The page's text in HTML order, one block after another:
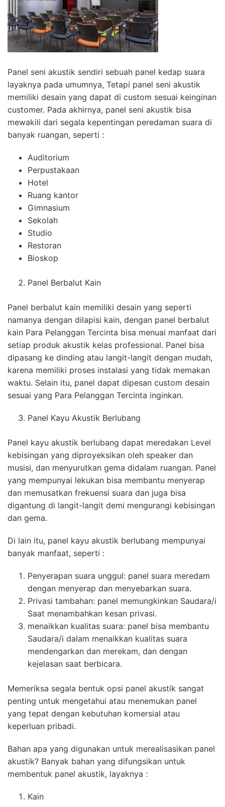
Panel seni akustik sendiri sebuah panel kedap suara
layaknya pada umumnya, Tetapi panel seni akustik
memiliki desain yang dapat di custom sesuai keinginan
customer. Pada akhirnya, panel seni akustik bisa
mewakili dari segala kepentingan peredaman suara di
banyak ruangan, seperti :
Auditorium
Perpustakaan
Hotel
Ruang kantor
Gimnasium
Sekolah
Studio
Restoran
Bioskop
Panel Berbalut Kain
Panel berbalut kain memiliki desain yang seperti
namanya dengan dilapisi kain, dengan panel berbalut
kain Para Pelanggan Tercinta bisa menuai manfaat dari
setiap produk akustik kelas professional. Panel bisa
dipasang ke dinding atau langit-langit dengan mudah,
karena memiliki proses instalasi yang tidak memakan
waktu. Selain itu, panel dapat dipesan custom desain
sesuai yang Para Pelanggan Tercinta inginkan.
Panel Kayu Akustik Berlubang
Panel kayu akustik berlubang dapat meredakan Level
kebisingan yang diproyeksikan oleh speaker dan
musisi, dan menyurutkan gema didalam ruangan. Panel
yang mempunyai lekukan bisa membantu menyerap
dan memusatkan frekuensi suara dan juga bisa
digantung di langit-langit demi mengurangi kebisingan
dan gema.
Di lain itu, panel kayu akustik berlubang mempunyai
banyak manfaat, seperti :
Penyerapan suara unggul: panel suara meredam
dengan menyerap dan menyebarkan suara.
Privasi tambahan: panel memungkinkan Saudara/i
Saat menambahkan kesan privasi.
menaikkan kualitas suara: panel bisa membantu
Saudara/i dalam menaikkan kualitas suara
mendengarkan dan merekam, dan dengan
kejelasan saat berbicara.
Memeriksa segala bentuk opsi panel akustik sangat
penting untuk mengetahui atau menemukan panel
yang tepat dengan kebutuhan komersial atau
keperluan pribadi.
Bahan apa yang digunakan untuk merealisasikan panel
akustik? Banyak bahan yang difungsikan untuk
membentuk panel akustik, layaknya :
Kain